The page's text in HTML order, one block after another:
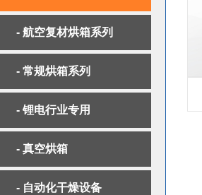
- 航空复材烘箱系列
- 常规烘箱系列
- 锂电行业专用
- 真空烘箱
- 自动化干燥设备